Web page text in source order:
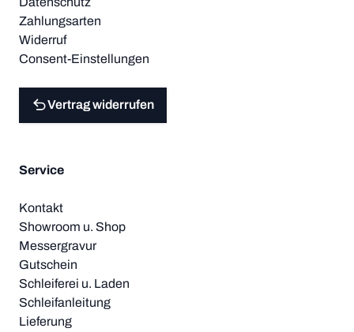
Zahlungsarten
Widerruf
Consent-Einstellungen
Vertrag widerrufen
Service
Kontakt
Showroom u. Shop
Messergravur
Gutschein
Schleiferei u. Laden
Schleifanleitung
Lieferung